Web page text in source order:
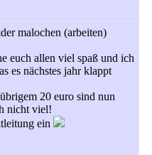
malochen (arbeiten)
euch allen viel spaß und ich
es nächstes jahr klappt
20 euro sind nun
nicht viel!
ein